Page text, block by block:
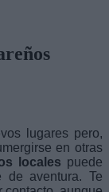
lugares pero,
en otras
locales puede
de aventura. Te